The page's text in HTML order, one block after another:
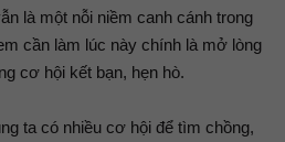
là một nỗi niềm canh cánh trong
cần làm lúc này chính là mở lòng
cơ hội kết bạn, hẹn hò.
ta có nhiều cơ hội để tìm chồng,